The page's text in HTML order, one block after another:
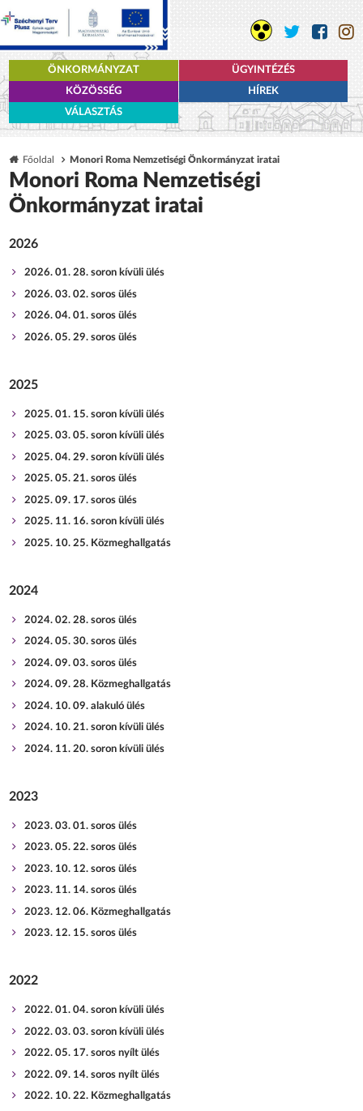
ÖNKORMÁNYZAT
ÜGYINTÉZÉS
KÖZÖSSÉG
HÍREK
VÁLASZTÁS
Főoldal Monori Roma Nemzetiségi Önkormányzat iratai
Monori Roma Nemzetiségi
Önkormányzat iratai
2026
2026. 01. 28. soron kívüli ülés
2026. 03. 02. soros ülés
2026. 04. 01. soros ülés
2026. 05. 29. soros ülés
2025
2025. 01. 15. soron kívüli ülés
2025. 03. 05. soron kívüli ülés
2025. 04. 29. soron kívüli ülés
2025. 05. 21. soros ülés
2025. 09. 17. soros ülés
2025. 11. 16. soron kívüli ülés
2025. 10. 25. Közmeghallgatás
2024
2024. 02. 28. soros ülés
2024. 05. 30. soros ülés
2024. 09. 03. soros ülés
2024. 09. 28. Közmeghallgatás
2024. 10. 09. alakuló ülés
2024. 10. 21. soron kívüli ülés
2024. 11. 20. soron kívüli ülés
2023
2023. 03. 01. soros ülés
2023. 05. 22. soros ülés
2023. 10. 12. soros ülés
2023. 11. 14. soros ülés
2023. 12. 06. Közmeghallgatás
2023. 12. 15. soros ülés
2022
2022. 01. 04. soron kívüli ülés
2022. 03. 03. soron kívüli ülés
2022. 05. 17. soros nyílt ülés
2022. 09. 14. soros nyílt ülés
2022. 10. 22. Közmeghallgatás